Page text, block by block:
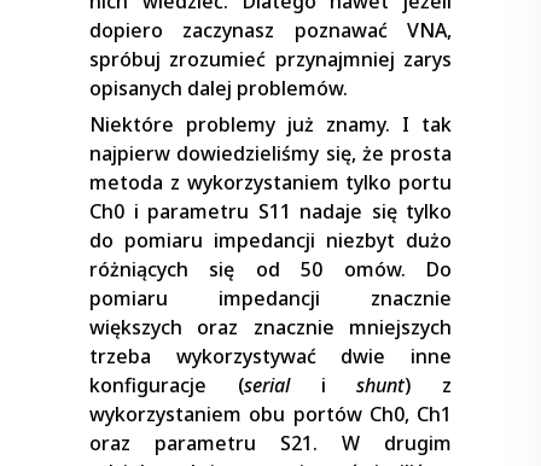
dopiero zaczynasz poznawać VNA,
spróbuj zrozumieć przynajmniej zarys
opisanych dalej problemów.
Niektóre problemy już znamy. I tak
najpierw dowiedzieliśmy się, że prosta
metoda z wykorzystaniem tylko portu
Ch0 i parametru S11 nadaje się tylko
do pomiaru impedancji niezbyt dużo
różniących się od 50 omów. Do
pomiaru impedancji znacznie
większych oraz znacznie mniejszych
trzeba wykorzystywać dwie inne
konfiguracje (serialishunt) z
wykorzystaniem obu portów Ch0, Ch1
oraz parametru S21. W drugim